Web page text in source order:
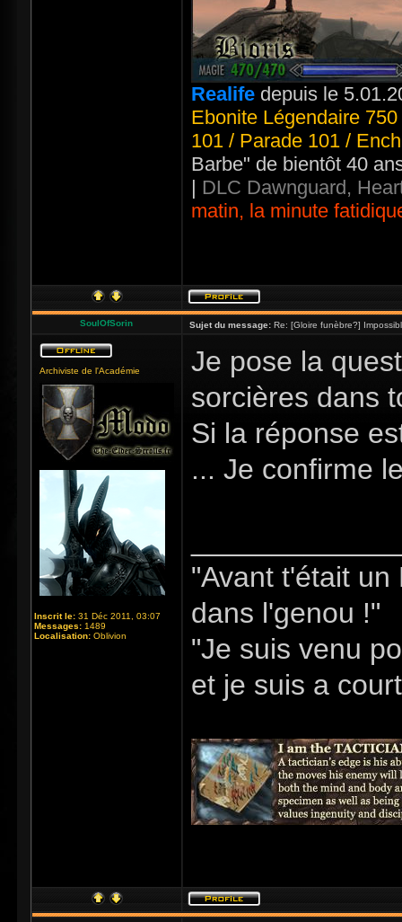
Realife depuis le
Ebonite Légendaire
101 / Parade 101 /
Barbe" de bientôt 40
| DLC Dawnguard,
matin, la minute
SoulOfSorin Sujet du message: Re: [Gloire funèbre?]
Archiviste de l'Académie
Inscrit le: 31 Déc 2011, 03:07
Messages: 1489
Localisation: Oblivion
Je pose la
sorcières dans
Si la réponse
... Je confirme
"Avant t'était
dans l'genou !"
"Je suis venu
et je suis a